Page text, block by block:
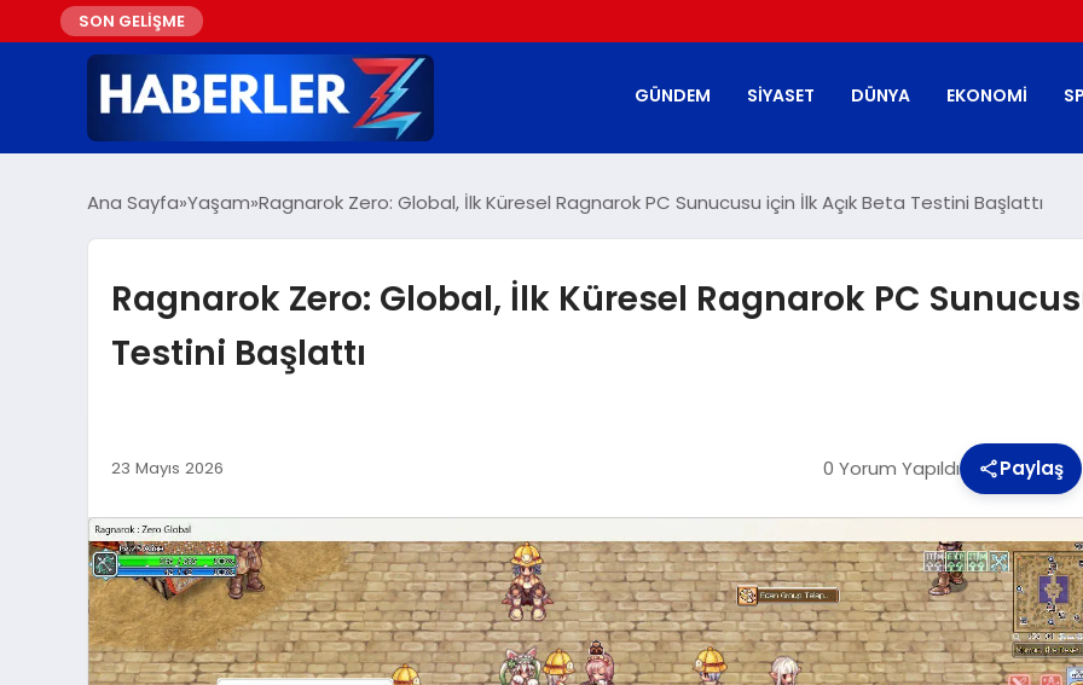
SON GELİŞME
GÜNDEM SIYASET DÜNYA EKONOMI
Ana Sayfa Yaşam Ragnarok Zero: Global, İlk Küresel Ragnarok PC Sunucusu için İlk Açık Beta Testini Başlattı
Ragnarok Zero: Global, İlk Küresel Ragnarok PC
Testini Başlattı
23 Mayıs 2026 0 Yorum Yapıldı Paylaş